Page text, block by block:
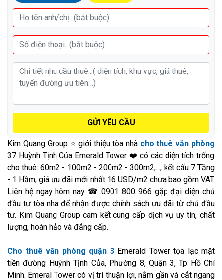
GỬI YÊU CẦU
Kim Quang Group ⭐ giới thiệu tòa nhà cho thuê văn phòng
37 Huỳnh Tịnh Của Emerald Tower ❤️ có các diện tích trống
cho thuê: 60m2 - 100m2 - 200m2 - 300m2,..., kết cấu 7 Tầng
- 1 Hầm, giá ưu đãi mới nhất 16 USD/m2 chưa bao gồm VAT.
Liên hệ ngay hôm nay ☎ 0901 800 966 gặp đại diện chủ
đầu tư tòa nhà để nhận được chính sách ưu đãi từ chủ đầu
tư. Kim Quang Group cam kết cung cấp dịch vụ uy tín, chất
lượng, hoàn hảo và đẳng cấp.
Cho thuê văn phòng quận 3Emerald Tower tọa lạc mặt
tiền đường Huỳnh Tịnh Của, Phường 8, Quận 3, Tp Hồ Chí
Minh. Emeral Tower có vị trí thuận lợi, nằm gần và cắt ngang